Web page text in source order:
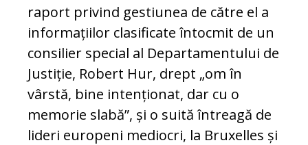
raport privind gestiunea de către el a
informațiilor clasificate întocmit de un
consilier special al Departamentului de
Justiție, Robert Hur, drept „om în
vârstă, bine intenționat, dar cu o
memorie slabă”, și o suită întreagă de
lideri europeni mediocri, la Bruxelles și